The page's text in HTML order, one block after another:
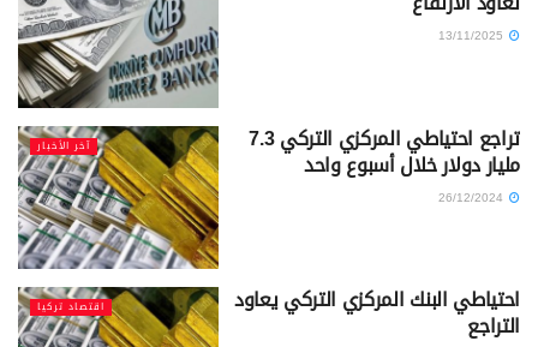
آخر الأخبار تراجع احتياطي المركزي التركي 7.3
مليار دولار خلال أسبوع واحد
اقتصاد تركيا احتياطي البنك المركزي التركي يعاود
التراجع